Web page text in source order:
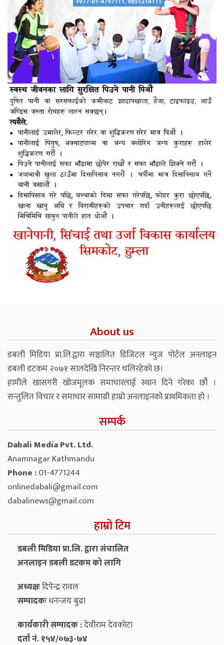
About us
डबली मिडिया प्रा.लि.द्वारा सञ्चालित डिजिटल न्युज पोर्टल अनलाइन
डबली डटकम २०७१ सालदेखि निरन्तर चलिरहेको छ।
हामीले खासगरी खोजमूलक समाचारलाई स्थान दिने गरेका छौं ।
सन्तुलित विचार र समाचार सामाग्री हाम्रो अनलाइनको प्राथमिकता हो ।
सम्पर्क
Dabali Media Pvt. Ltd.
Anamnagar Kathmandu
Phone :01-4771244
onlinedabali@gmail.com
dabalinews@gmail.com
हाम्रो टिम
डबली मिडिया प्रा.लि. द्वारा संचालित
अनलाइन डबली डटकम को लागि
अध्यक्षःदिपेन्द्र रावल
सम्पादकःधनन्‍जय बुढा
कार्यकारी सम्पादक :देवीराम देवकोटा
दर्ता नं. १५४/०७३-७४